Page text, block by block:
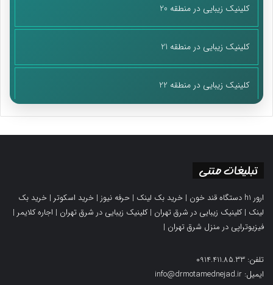
کلینیک زیبایی در منطقه 20
کلینیک زیبایی در منطقه 21
کلینیک زیبایی در منطقه 22
تبلیغات متنی
ارور h1 دستگاه قند خون | خرید بک لینک | حرفه نیوز | خرید اسکوتر | خرید بک
لینک |کلینیک زیبایی در شرق تهران |کلینیک زیبایی در شرق تهران | اجاره کلایمر |
فیزیوتراپی در منزل شرق تهران |
تلفن: 0914.411.85.33
ایمیل: info@drmotamednejad.ir